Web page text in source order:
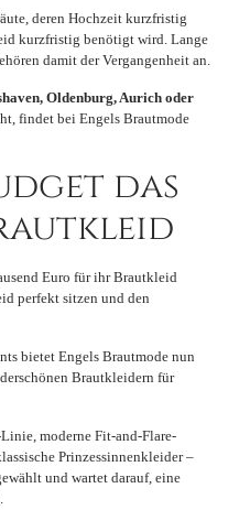
deren Hochzeit kurzfristig
kurzfristig benötigt wird. Lange
damit der Vergangenheit an.
Oldenburg, Aurich oder
findet bei Engels Brautmode
das
Euro für ihr Brautkleid
perfekt sitzen und den
bietet Engels Brautmode nun
Brautkleidern für
moderne Fit-and-Flare-
Prinzessinnenkleider –
und wartet darauf, eine